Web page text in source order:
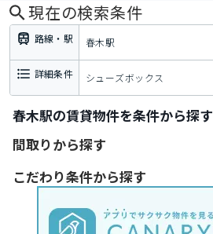
現在の検索条件
路線・駅 春木駅
詳細条件 シューズボックス
春木駅の賃貸物件を条件から探す
間取りから探す
こだわり条件から探す